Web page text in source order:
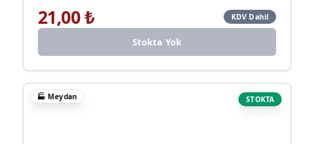
21,00₺ KDV Dahil
Stokta Yok
STOKTA
🏭 Meydan